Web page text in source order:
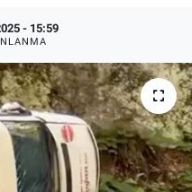
- 15:59